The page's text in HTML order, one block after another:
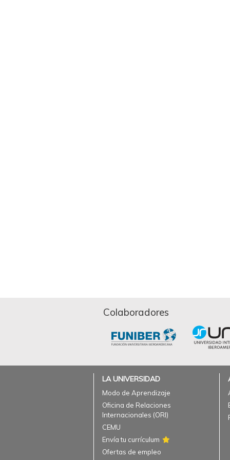
Colaboradores
LA UNIVERSIDAD
Modo de Aprendizaje
Oficina de Relaciones
Internacionales (ORI)
CEMU
Envía tu currículum
Ofertas de empleo